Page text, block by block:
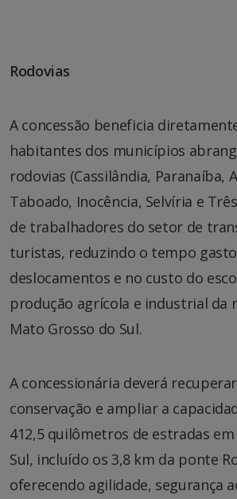
Rodovias
A concessão beneficia
habitantes dos municípios
rodovias (Cassilândia, Paranaíba,
Taboado, Inocência, Selvíria e
de trabalhadores do setor de
turistas, reduzindo o tempo
deslocamentos e no custo do
produção agrícola e industrial da
Mato Grosso do Sul.
A concessionária deverá
conservação e ampliar a
412,5 quilômetros de estradas
Sul, incluído os 3,8 km da ponte
oferecendo agilidade, segurança